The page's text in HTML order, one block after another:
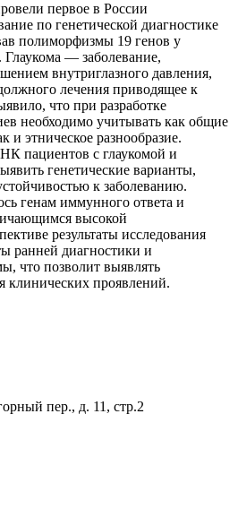
первое в России
по генетической диагностике
полиморфизмы 19 генов у
— заболевание,
внутриглазного давления,
лечения приводящее к
что при разработке
необходимо учитывать как общие
и этническое разнообразие.
пациентов с глаукомой и
генетические варианты,
к заболеванию.
генам иммунного ответа и
высокой
результаты исследования
ранней диагностики и
что позволит выявлять
клинических проявлений.
пер., д. 11, стр.2